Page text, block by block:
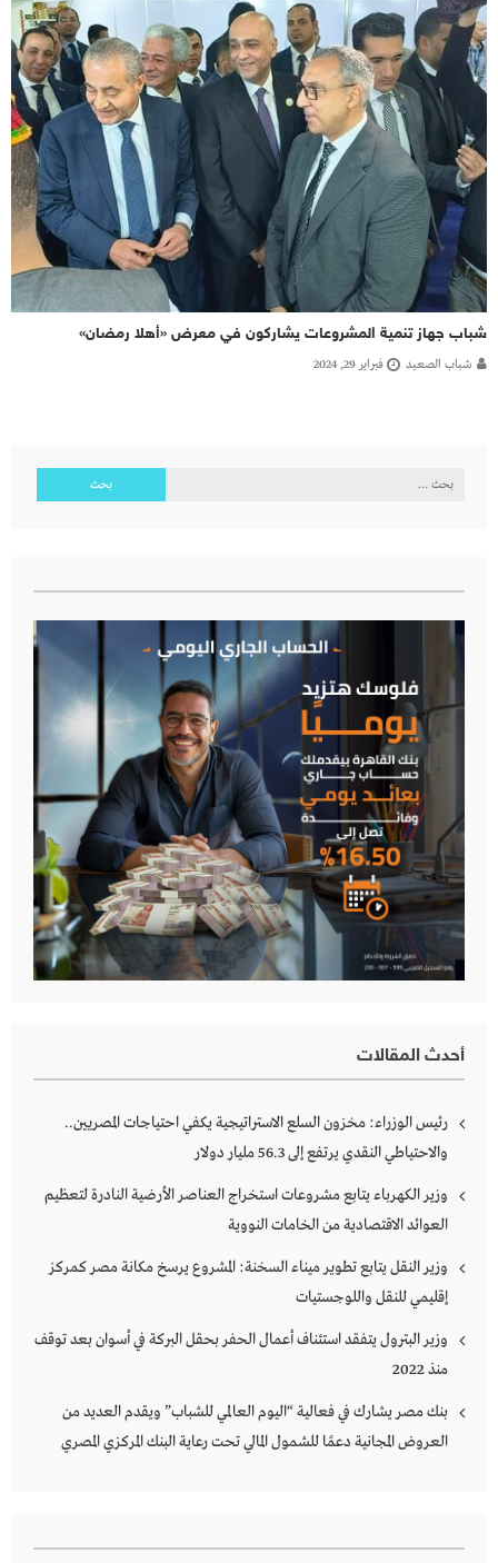
شباب جهاز تنمية المشروعات يشاركون في معرض «أهلا رمضان»
شباب الصعيد فبراير 29, 2024
البحث
أحدث المقالات
رئيس الوزراء: مخزون السلع الاستراتيجية يكفي احتياجات المصريين..
والاحتياطي النقدي يرتفع إلى 56.3 مليار دولار
وزير الكهرباء يتابع مشروعات استخراج العناصر الأرضية النادرة لتعظيم
العوائد الاقتصادية من الخامات النووية
وزير النقل يتابع تطوير ميناء السخنة: المشروع يرسخ مكانة مصر كمركز
إقليمي للنقل واللوجستيات
وزير البترول يتفقد استئناف أعمال الحفر بحقل البركة في أسوان بعد توقف
منذ 2022
بنك مصر يشارك في فعالية “اليوم العالمي للشباب” ويقدم العديد من
العروض المجانية دعمًا للشمول المالي تحت رعاية البنك المركزي المصري